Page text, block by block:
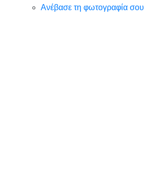
Ανέβασε τη φωτογραφία σου